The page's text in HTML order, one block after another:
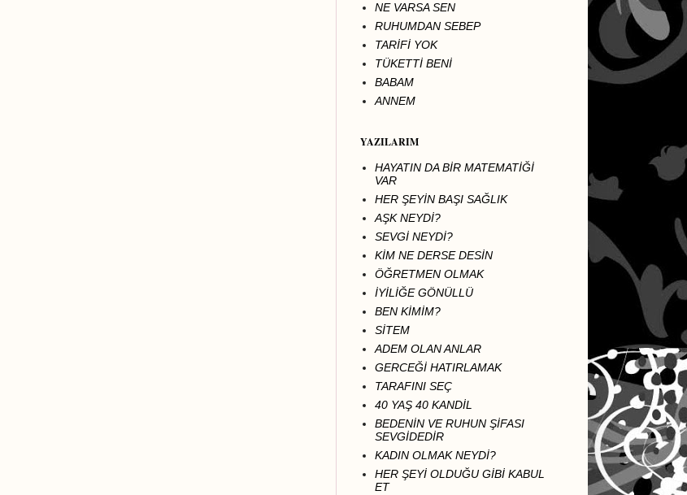
NE VARSA SEN
RUHUMDAN SEBEP
TARİFİ YOK
TÜKETTİ BENİ
BABAM
ANNEM
YAZILARIM
HAYATIN DA BİR MATEMATİĞİ
VAR
HER ŞEYİN BAŞI SAĞLIK
AŞK NEYDİ?
SEVGİ NEYDİ?
KİM NE DERSE DESİN
ÖĞRETMEN OLMAK
İYİLİĞE GÖNÜLLÜ
BEN KİMİM?
SİTEM
ADEM OLAN ANLAR
GERCEĞİ HATIRLAMAK
TARAFINI SEÇ
40 YAŞ 40 KANDİL
BEDENİN VE RUHUN ŞİFASI
SEVGİDEDİR
KADIN OLMAK NEYDİ?
HER ŞEYİ OLDUĞU GİBİ KABUL
ET